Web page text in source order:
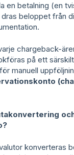
en betalning (en
dras beloppet från
chargeback-
på ett särskilt
manuell
konverteras